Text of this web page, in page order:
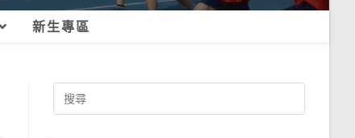
新生專區
Search
for: